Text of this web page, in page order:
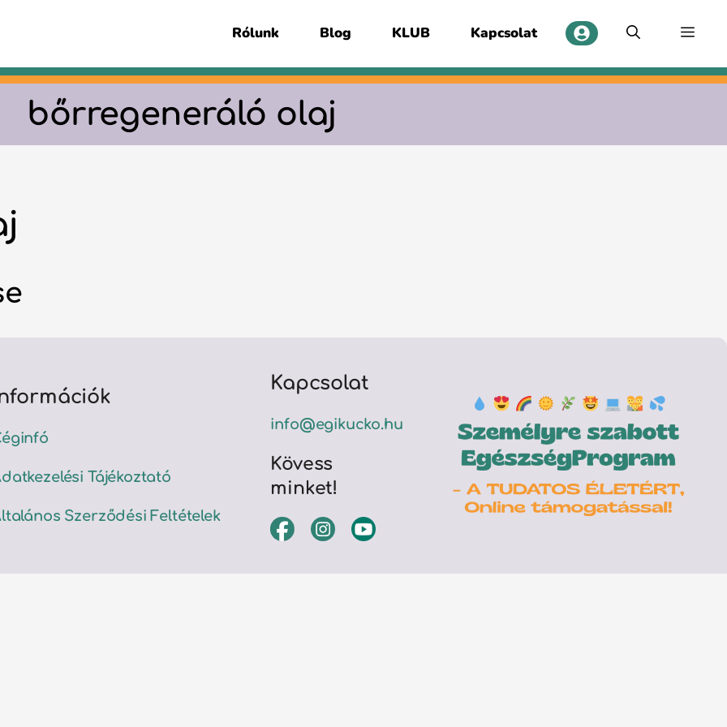
Rólunk Blog KLUB Kapcsolat
bőrregeneráló olaj
Tájékoztató
Szerződési Feltételek
Kapcsolat
info@egikucko.hu
Kövess
minket!